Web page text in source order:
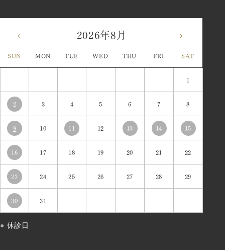
2026年8月
SUN MON TUE WED THU FRI SAT
1
2 3 4 5 6 7 8
9 10 11 12 13 14 15
16 17 18 19 20 21 22
23 24 25 26 27 28 29
30 31
● 休診日